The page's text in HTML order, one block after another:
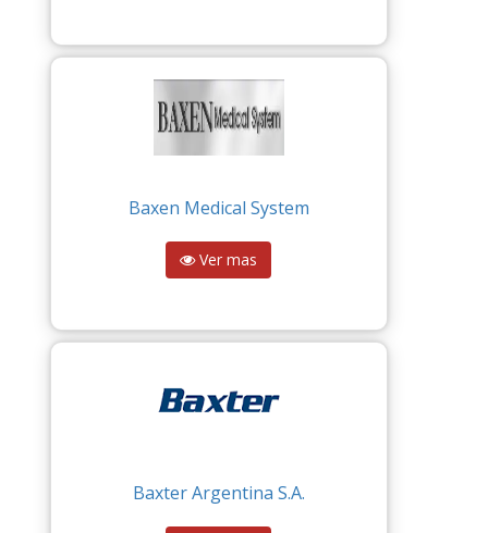
Baxen Medical System
Ver mas
Baxter Argentina S.A.